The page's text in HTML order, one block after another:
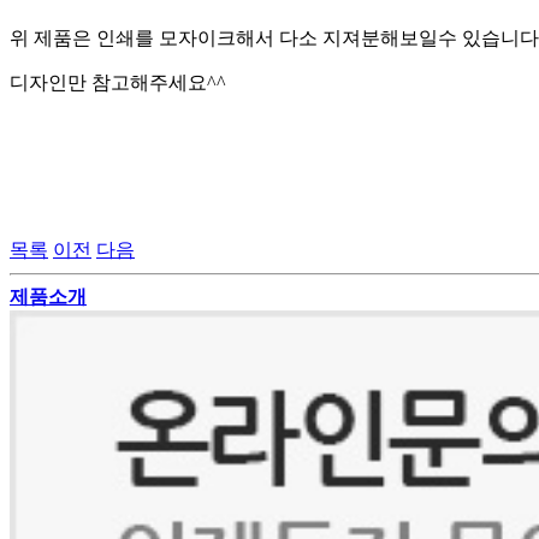
위 제품은 인쇄를 모자이크해서 다소 지져분해보일수 있습니
디자인만 참고해주세요^^
목록 이전 다음
제품소개